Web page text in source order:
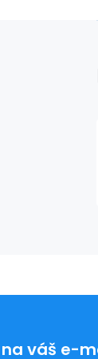
váš e-